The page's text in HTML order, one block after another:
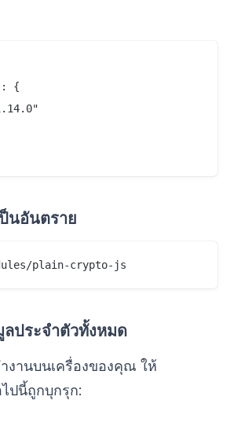
{
นอันตราย
ประจำตัวทั้งหมด
งานบนเครื่องของคุณ ให้
ปนี้ถูกบุกรุก: